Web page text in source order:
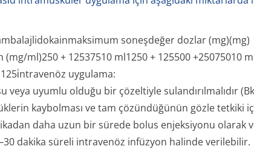
soneşdeğer dozlar (mg)(mg)
ml)250 + 12537510 ml1250 + 125500 +25075010
uygulama:
veya uyumlu olduğu bir çözeltiyle sulandırılmalıdır
kaybolması ve tam çözündüğünün gözle tetkiki
daha uzun bir sürede bolus enjeksiyonu olarak
dakika süreli intravenöz infüzyon halinde verilebilir.